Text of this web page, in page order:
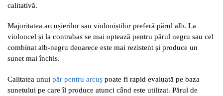
calitativă.
Majoritatea arcușierilor sau violoniștilor preferă părul alb. La
violoncel și la contrabas se mai optează pentru părul negru sau cel
combinat alb-negru deoarece este mai rezistent și produce un
sunet mai închis.
Calitatea unui păr pentru arcuș poate fi rapid evaluată pe baza
sunetului pe care îl produce atunci când este utilizat. Părul de